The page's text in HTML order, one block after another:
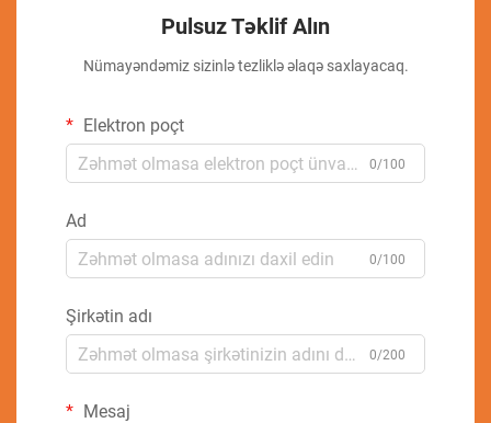
Pulsuz Təklif Alın
Nümayəndəmiz sizinlə tezliklə əlaqə saxlayacaq.
Elektron poçt
0/100
Ad
0/100
Şirkətin adı
0/200
Mesaj